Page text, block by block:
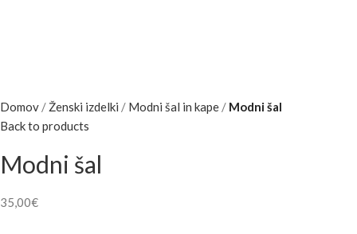
Domov Ženski izdelki Modni šal in kape
Modni šal
Back to products
Modni šal
35,00€